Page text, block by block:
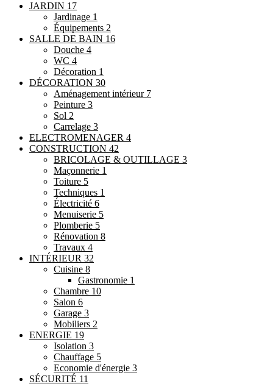
JARDIN 17
Jardinage 1
Équipements 2
SALLE DE BAIN 16
Douche 4
WC 4
Décoration 1
DÉCORATION 30
Aménagement intérieur 7
Peinture 3
Sol 2
Carrelage 3
ELECTROMENAGER 4
CONSTRUCTION 42
BRICOLAGE & OUTILLAGE 3
Maçonnerie 1
Toiture 5
Techniques 1
Électricité 6
Menuiserie 5
Plomberie 5
Rénovation 8
Travaux 4
INTÉRIEUR 32
Cuisine 8
Gastronomie 1
Chambre 10
Salon 6
Garage 3
Mobiliers 2
ENERGIE 19
Isolation 3
Chauffage 5
Economie d'énergie 3
SÉCURITÉ 11